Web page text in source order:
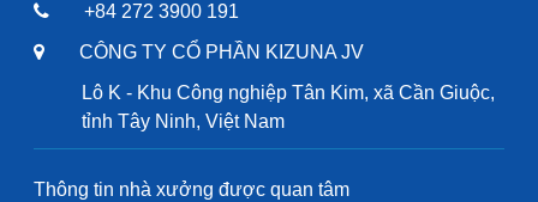
+84 272 3900 191
CÔNG TY CỔ PHẦN KIZUNA JV
Lô K - Khu Công nghiệp Tân Kim, xã Cần Giuộc,
tỉnh Tây Ninh, Việt Nam
Thông tin nhà xưởng được quan tâm